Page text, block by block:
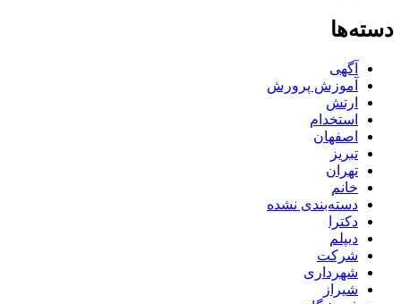
دسته‌ها
آگهی
آموزش پرورش
ارتش
استخدام
اصفهان
تبریز
تهران
خانم
دسته‌بندی نشده
دکترا
دیپلم
شرکت
شهرداری
شیراز